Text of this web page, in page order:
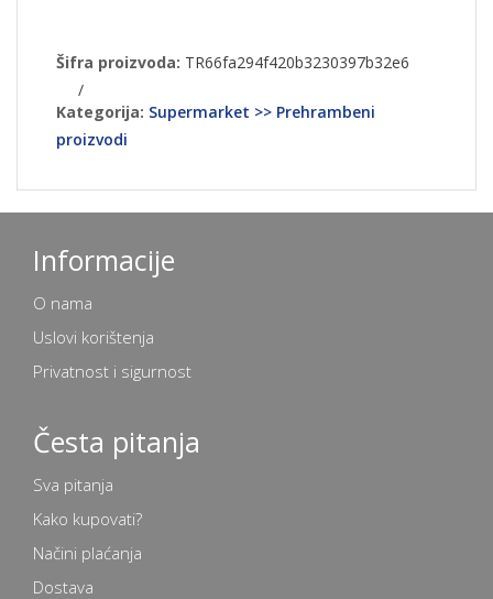
Šifra proizvoda: TR66fa294f420b3230397b32e6
/
Kategorija: Supermarket >> Prehrambeni
proizvodi
Informacije
O nama
Uslovi korištenja
Privatnost i sigurnost
Česta pitanja
Sva pitanja
Kako kupovati?
Načini plaćanja
Dostava